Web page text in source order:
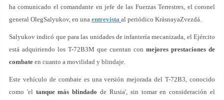
ha comunicado el comandante en jefe de las Fuerzas Terrestres, el coronel
general OlegSalyukov, en una entrevista al periódico KrásnayaZvezdá.
Salyukov indicó que para las unidades de infantería mecanizada, el Ejército
está adquiriendo los T-72B3M que cuentan con mejores prestaciones de
combate en cuanto a movilidad y blindaje.
Este vehículo de combate es una versión mejorada del T-72B3, conocido
como 'el tanque más blindado de Rusia', sin tomar en consideración el